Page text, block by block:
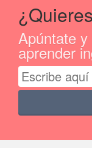
Apúntate
aprender